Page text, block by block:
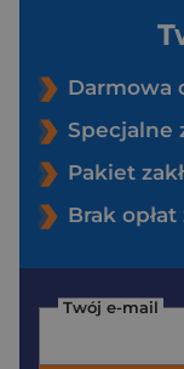
Darmowa
Specjalne
Pakiet
Brak
Twój e-mail